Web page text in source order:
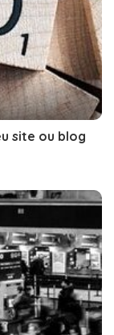
site ou blog